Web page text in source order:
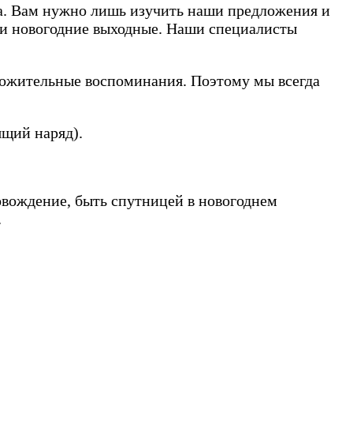
Вам нужно лишь изучить наши предложения и
новогодние выходные. Наши специалисты
воспоминания. Поэтому мы всегда
наряд).
быть спутницей в новогоднем